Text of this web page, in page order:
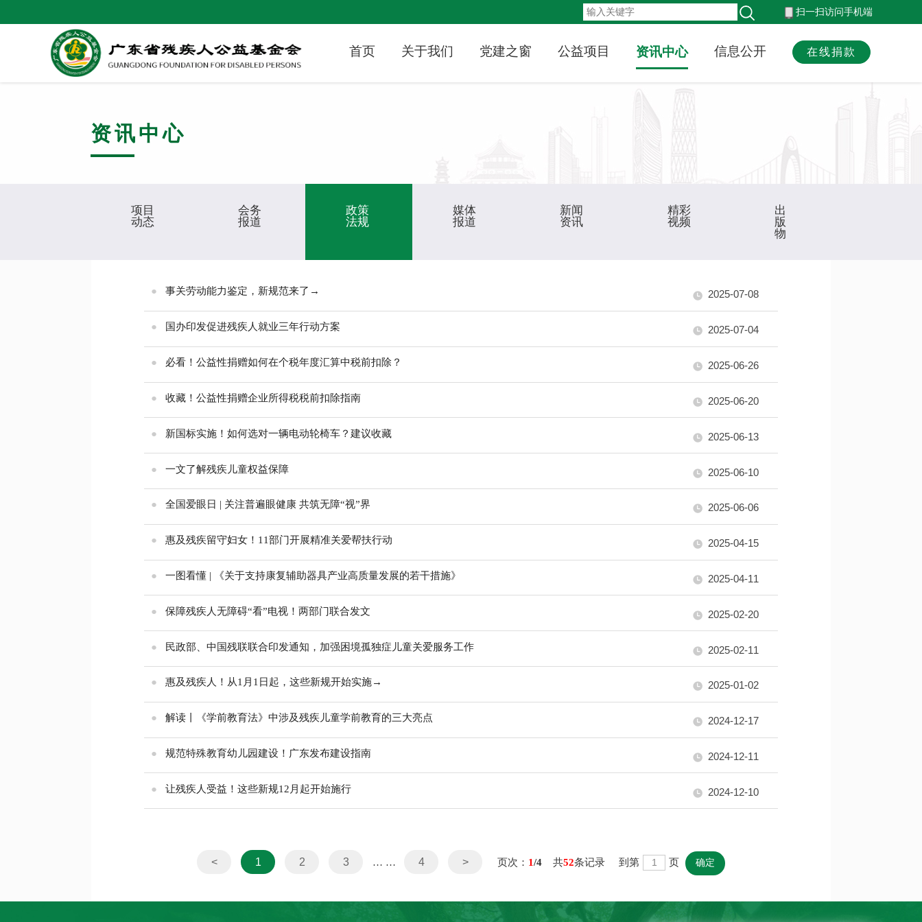
扫一扫访问手机端
首页 关于我们 党建之窗 公益项目 资讯中心 信息公开 在线捐款
资讯中心
项目
动态
会务
报道
政策
法规
媒体
报道
新闻
资讯
精彩
视频
出
版
物
● 事关劳动能力鉴定，新规范来了→ 2025-07-08
● 国办印发促进残疾人就业三年行动方案 2025-07-04
● 必看！公益性捐赠如何在个税年度汇算中税前扣除？ 2025-06-26
● 收藏！公益性捐赠企业所得税税前扣除指南 2025-06-20
● 新国标实施！如何选对一辆电动轮椅车？建议收藏 2025-06-13
● 一文了解残疾儿童权益保障 2025-06-10
● 全国爱眼日 | 关注普遍眼健康 共筑无障“视”界 2025-06-06
● 惠及残疾留守妇女！11部门开展精准关爱帮扶行动 2025-04-15
● 一图看懂 | 《关于支持康复辅助器具产业高质量发展的若干措施》 2025-04-11
● 保障残疾人无障碍“看”电视！两部门联合发文 2025-02-20
● 民政部、中国残联联合印发通知，加强困境孤独症儿童关爱服务工作 2025-02-11
● 惠及残疾人！从1月1日起，这些新规开始实施→ 2025-01-02
● 解读丨《学前教育法》中涉及残疾儿童学前教育的三大亮点 2024-12-17
● 规范特殊教育幼儿园建设！广东发布建设指南 2024-12-11
● 让残疾人受益！这些新规12月起开始施行 2024-12-10
< 1 2 3 … … 4 > 页次： 1/4 共52条记录 到第 页